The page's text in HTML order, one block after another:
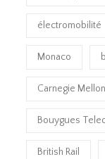
électromobilité
Monaco
Carnegie Mellon
Bouygues
British Rail